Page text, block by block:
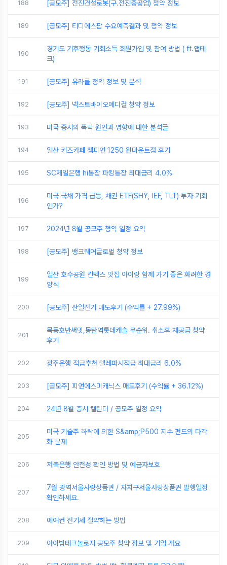
188 [공모주] 전진건설로봇(구.전진중공업) 청약 정보
189 [공모주] 티디에스팜 수요예측결과 및 청약 정보
190
경기도 기후행동 기회소득 회원가입 및 참여 방법 ( ft.앱테
크)
191 [공모주] 유라클 청약 정보 및 분석
192 [공모주] 넥스트바이오메디컬 청약 정보
193 미국 증시의 폭락 원인과 영향에 대한 분석글
194 일산 키즈카페 챔피언 1250 원마운트점 후기
195 SC제일은행 hi통장 파킹통장 최대금리 4.0%
196
미국 국채 가격 급등, 채권 ETF(SHY, IEF, TLT) 투자 기회
인가?
197 2024년 8월 공모주 청약 일정 요약
198 [공모주] 뱅크웨어글로벌 청약 정보
199
일산 호수공원 킨텍스 맛집 아이랑 함께 가기 좋은 화려한 경
양식
200 [공모주] 산일전기 매도후기 (수익률 + 27.99%)
201
목동호반써밋,동탄역롯데캐슬 무순위. 취소후 재공급 청약
후기
202 광주은행 적금추천 텔레파시적금 최대금리 6.0%
203 [공모주] 피앤에스미캐닉스 매도후기 (수익률 + 36.12%)
204 24년 8월 증시 캘린더 / 공모주 일정 요약
205
미국 기술주 하락에 의한 S&amp;P500 지수 펀드의 다각
화 문제
206 저축은행 안전성 확인 방법 및 예금자보호
207
7월 광역서울사랑상품권 / 자치구서울사랑상품권 발행일정
확인하세요.
208 에어컨 전기세 절약하는 방법
209 아이빔테크놀로지 공모주 청약 정보 및 기업 개요